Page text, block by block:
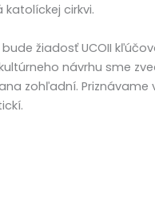
cirkvi.
žiadosť UCOII
návrhu sme
zohľadní. Priznávame